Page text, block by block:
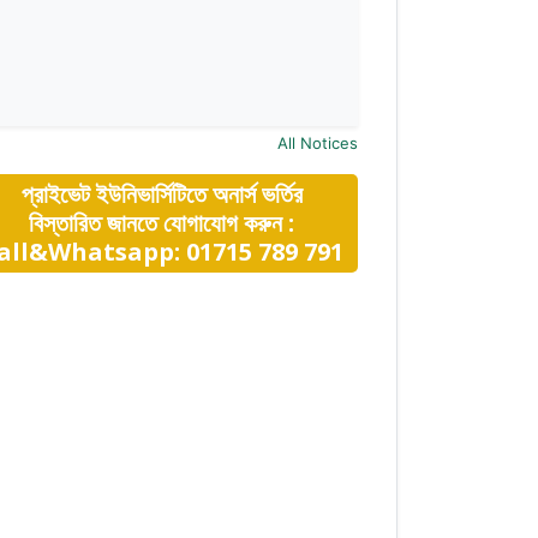
All Notices
প্রাইভেট ইউনিভার্সিটিতে অনার্স ভর্তির
বিস্তারিত জানতে যোগাযোগ করুন :
01715 789 791